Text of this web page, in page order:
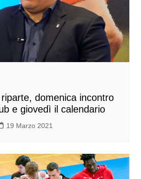
riparte, domenica incontro
e giovedì il calendario
19 Marzo 2021